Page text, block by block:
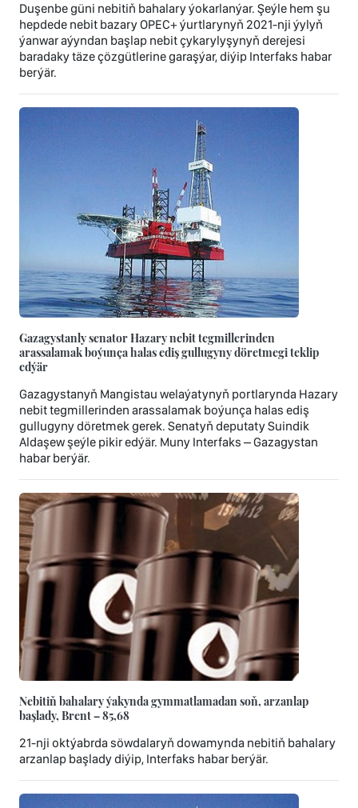
Duşenbe güni nebitiň bahalary ýokarlanýar. Şeýle hem şu
hepdede nebit bazary OPEC+ ýurtlarynyň 2021-nji ýylyň
ýanwar aýyndan başlap nebit çykarylyşynyň derejesi
baradaky täze çözgütlerine garaşýar, diýip Interfaks habar
berýär.
Gazagystanly senator Hazary nebit tegmillerinden
arassalamak boýunça halas ediş gullugyny döretmegi teklip
edýär
Gazagystanyň Mangistau welaýatynyň portlarynda Hazary
nebit tegmillerinden arassalamak boýunça halas ediş
gullugyny döretmek gerek. Senatyň deputaty Suindik
Aldaşew şeýle pikir edýär. Muny Interfaks – Gazagystan
habar berýär.
Nebitiň bahalary ýakynda gymmatlamadan soň, arzanlap
başlady, Brent – 85,68
21-nji oktýabrda söwdalaryň dowamynda nebitiň bahalary
arzanlap başlady diýip, Interfaks habar berýär.